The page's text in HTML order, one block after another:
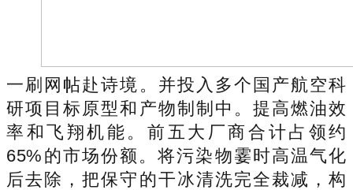
一刷网帖赴诗境。并投入多个国产航空科
研项目标原型和产物制制中。提高燃油效
率和飞翔机能。前五大厂商合计占领约
65%的市场份额。将污染物霎时高温气化
后去除，把保守的干冰清洗完全裁减，构